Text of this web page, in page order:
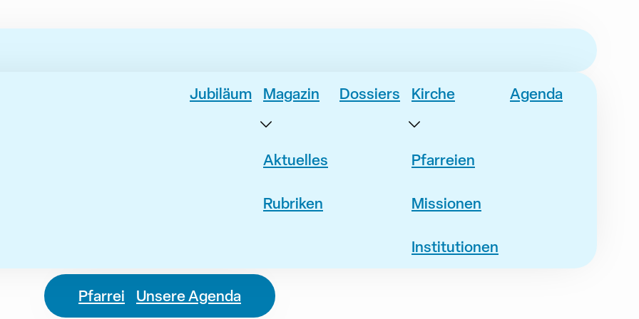
Jubiläum Magazin
Aktuelles
Rubriken
Dossiers Kirche
Pfarreien
Missionen
Institutionen
Agenda
Pfarrei Unsere Agenda